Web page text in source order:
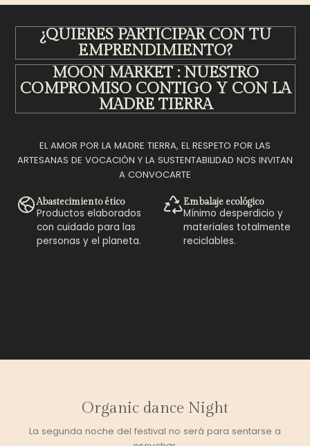
¿QUIERES PARTICIPAR CON TU
EMPRENDIMIENTO?
MOON MARKET : NUESTRO
COMPROMISO CONTIGO Y CON LA
MADRE TIERRA
EL AMOR POR LA MADRE TIERRA, EL RESPETO POR LAS
ARTESANAS DE VOCACIÓN Y LA SUSTENTABILIDAD NOS INVITAN
A CONVOCARTE
Abastecimiento ético
Productos elaborados
con cuidado para las
personas y el planeta.
Embalaje ecológico
Mínimo desperdicio y
materiales totalmente
reciclables.
Organic dance Night
La segunda noche del festival no será para sentarse a